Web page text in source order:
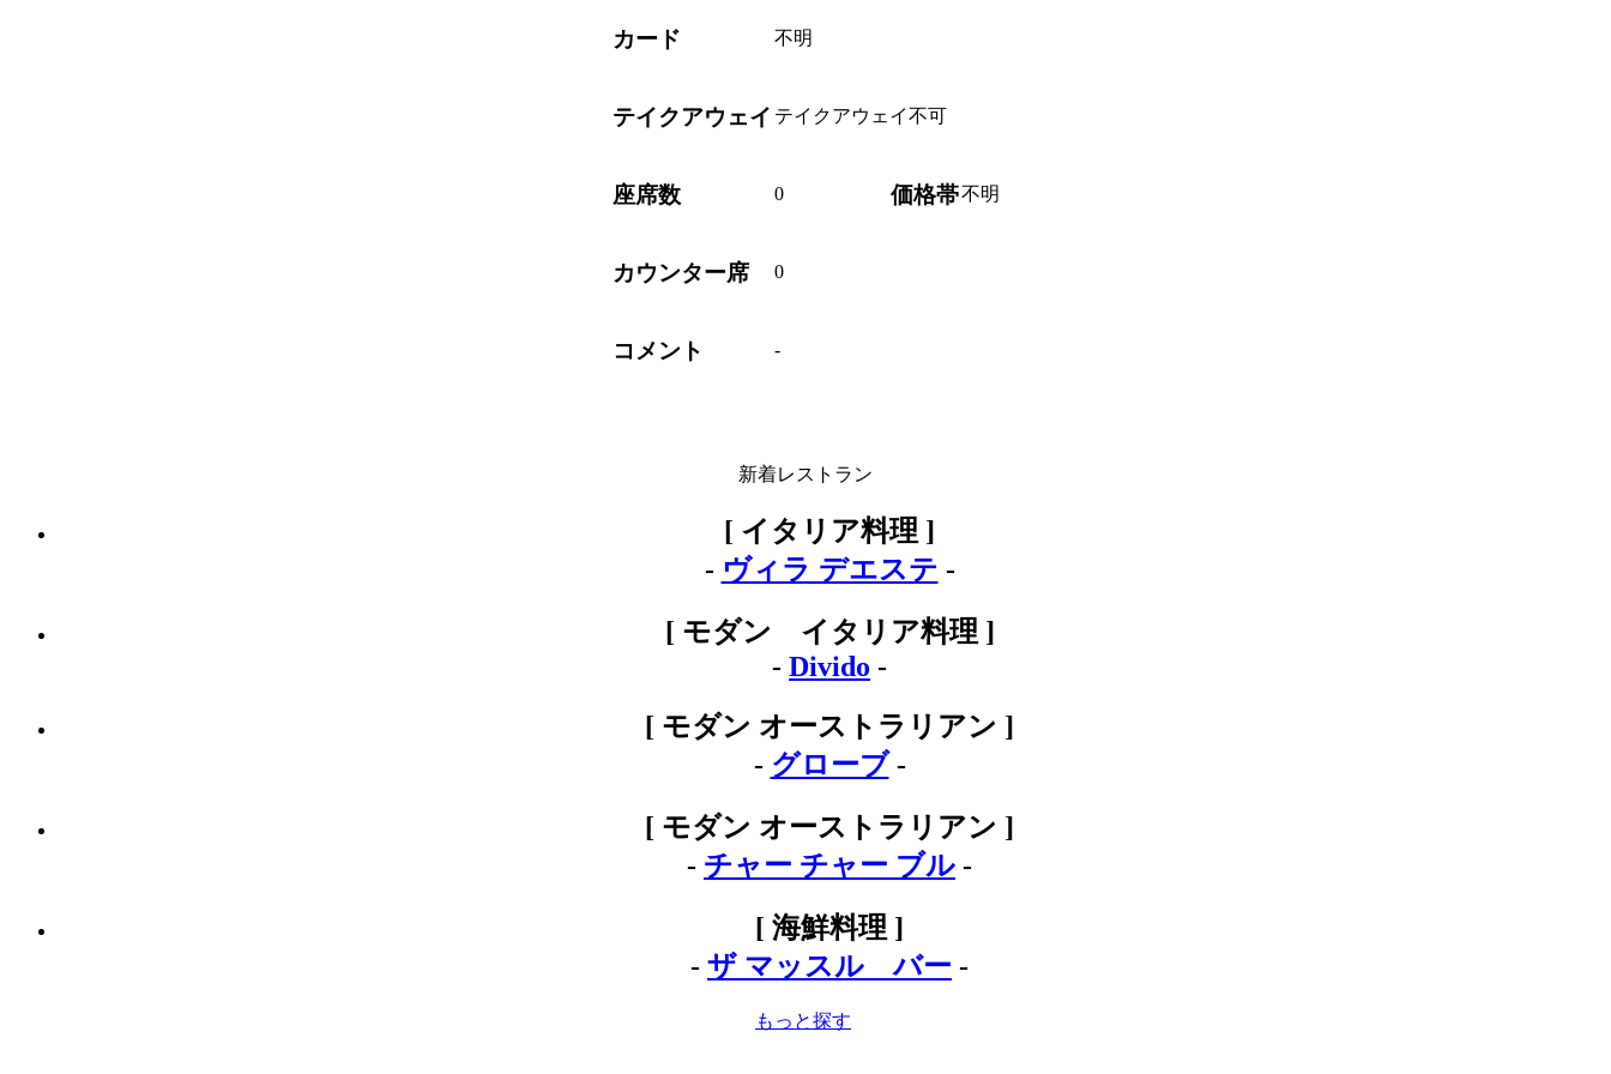
カード 不明
テイクアウェイ テイクアウェイ不可
座席数 0 価格帯不明
カウンター席 0
コメント -
新着レストラン
[ イタリア料理 ]
- ヴィラ デエステ -
[ モダン イタリア料理 ]
- Divido -
[ モダン オーストラリアン ]
- グローブ-
[ モダン オーストラリアン ]
- チャー チャー ブル -
[ 海鮮料理 ]
- ザ マッスル バー -
もっと探す